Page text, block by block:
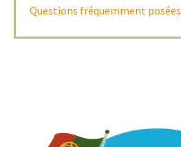
Questions fréquemment posées